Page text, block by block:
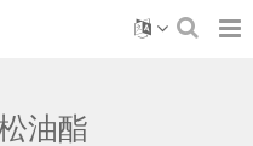
油酯